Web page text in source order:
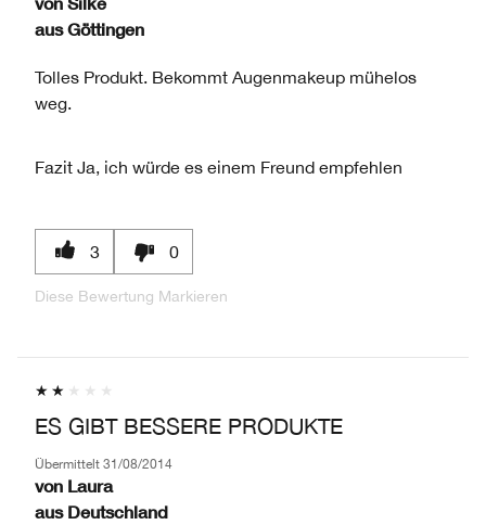
aus Göttingen
Tolles Produkt. Bekommt Augenmakeup mühelos
weg.
Fazit Ja, ich würde es einem Freund empfehlen
3 0
Diese Bewertung Markieren
ES GIBT BESSERE PRODUKTE
Übermittelt 31/08/2014
von Laura
aus Deutschland